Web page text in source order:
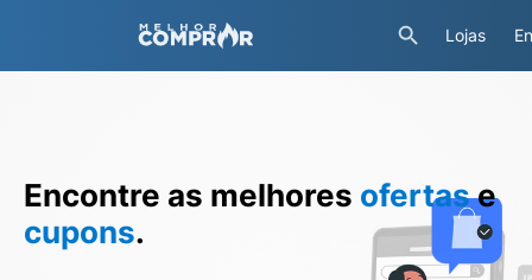
Lojas
Encontre as melhores ofertase
cupons.